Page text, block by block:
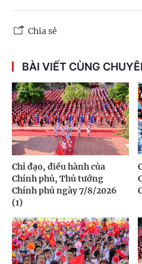
Chia sẻ
BÀI VIẾT CÙNG
Chỉ đạo, điều hành của
Chính phủ, Thủ tướng
Chính phủ ngày 7/8/2026
(1)